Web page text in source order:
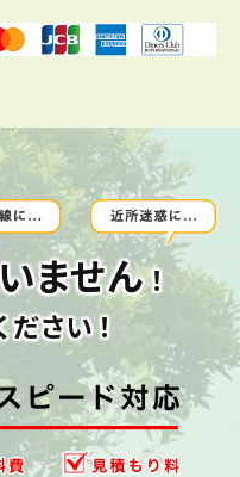
ません！
さい！